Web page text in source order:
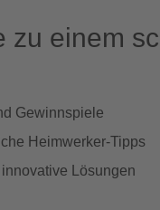
zu einem
Gewinnspiele
Heimwerker-Tipps
Lösungen